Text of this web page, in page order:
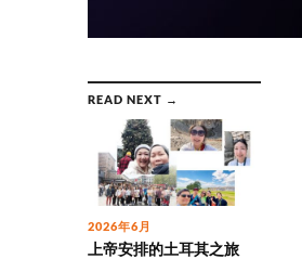
READ NEXT →
2026年6月
上帝安排的土耳其之旅